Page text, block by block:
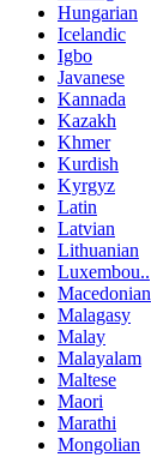
Hungarian
Icelandic
Igbo
Javanese
Kannada
Kazakh
Khmer
Kurdish
Kyrgyz
Latin
Latvian
Lithuanian
Luxembou..
Macedonian
Malagasy
Malay
Malayalam
Maltese
Maori
Marathi
Mongolian